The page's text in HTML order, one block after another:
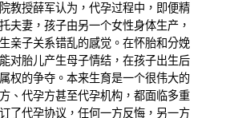
授薛军认为，代孕过程中，即便精
夫妻，孩子由另一个女性身体生产，
亲子关系错乱的感觉。在怀胎和分娩
对胎儿产生母子情结，在孩子出生后
权的争夺。本来生育是一个很伟大的
、代孕方甚至代孕机构，都面临多重
了代孕协议，任何一方反悔，另一方